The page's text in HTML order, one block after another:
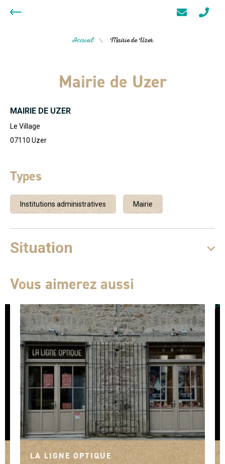
Accueil / Mairie de Uzer
Mairie de Uzer
MAIRIE DE UZER
Le Village
07110 Uzer
Types
Institutions administratives Mairie
Situation
Vous aimerez aussi
LA LIGNE OPTIQUE